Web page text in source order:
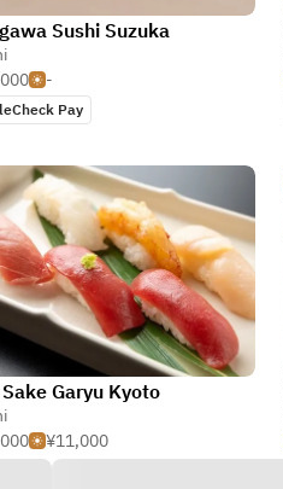
Sushi Suzuka
-
Pay
Garyu Kyoto
¥11,000